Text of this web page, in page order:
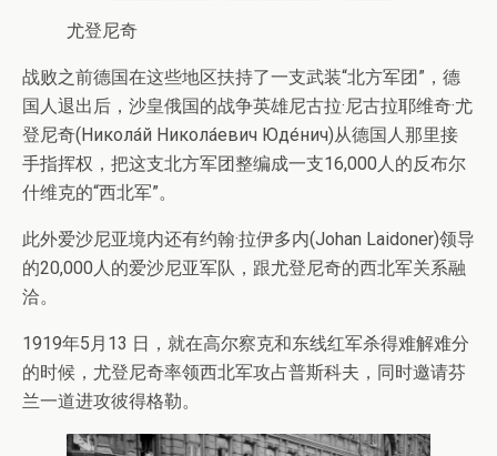
尤登尼奇
战败之前德国在这些地区扶持了一支武装“北方军团”，德
国人退出后，沙皇俄国的战争英雄尼古拉·尼古拉耶维奇·尤
登尼奇(Никола́й Никола́евич Юде́нич)从德国人那里接
手指挥权，把这支北方军团整编成一支16,000人的反布尔
什维克的“西北军”。
此外爱沙尼亚境内还有约翰·拉伊多内(Johan Laidoner)领导
的20,000人的爱沙尼亚军队，跟尤登尼奇的西北军关系融
洽。
1919年5月13 日，就在高尔察克和东线红军杀得难解难分
的时候，尤登尼奇率领西北军攻占普斯科夫，同时邀请芬
兰一道进攻彼得格勒。